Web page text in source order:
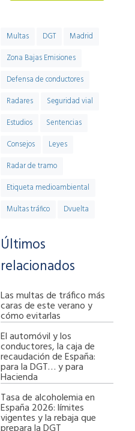
Multas DGT
Madrid
Zona Bajas Emisiones
Defensa de conductores
Radares
Seguridad vial
Estudios
Sentencias
Consejos
Leyes
Radar de tramo
Etiqueta medioambiental
Multas tráfico
Dvuelta
Últimos
relacionados
Las multas de tráfico más
caras de este verano y
cómo evitarlas
El automóvil y los
conductores, la caja de
recaudación de España:
para la DGT… y para
Hacienda
Tasa de alcoholemia en
España 2026: límites
vigentes y la rebaja que